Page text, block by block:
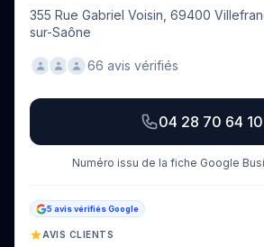
355 Rue Gabriel Voisin, 69400
sur-Saône
66 avis vérifiés
04 28 70 64 10
Numéro issu de la fiche Google
5 avis vérifiés Google
AVIS CLIENTS